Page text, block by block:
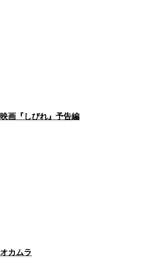
映画『しびれ』予告編
オカムラ